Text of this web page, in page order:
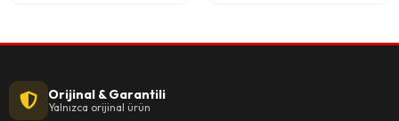
Orijinal & Garantili
Yalnızca orijinal ürün